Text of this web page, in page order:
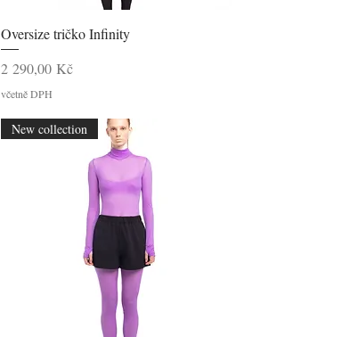
Rychlý náhled
Oversize tričko Infinity
Cena
2 290,00 Kč
včetně DPH
New collection